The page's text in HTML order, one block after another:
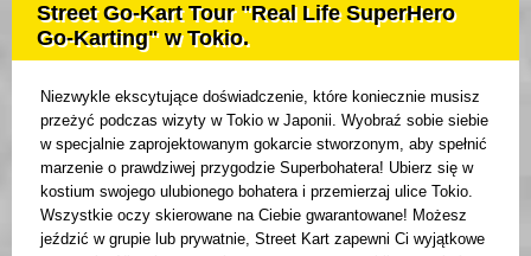
Street Go-Kart Tour "Real Life SuperHero
Go-Karting" w Tokio.
Niezwykle ekscytujące doświadczenie, które koniecznie musisz
przeżyć podczas wizyty w Tokio w Japonii. Wyobraź sobie siebie
w specjalnie zaprojektowanym gokarcie stworzonym, aby spełnić
marzenie o prawdziwej przygodzie Superbohatera! Ubierz się w
kostium swojego ulubionego bohatera i przemierzaj ulice Tokio.
Wszystkie oczy skierowane na Ciebie gwarantowane! Możesz
jeździć w grupie lub prywatnie, Street Kart zapewni Ci wyjątkowe